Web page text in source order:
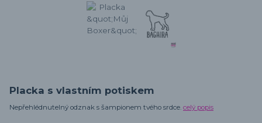
Placka s vlastním potiskem
Nepřehlédnutelný odznak s šampionem tvého srdce. celý popis